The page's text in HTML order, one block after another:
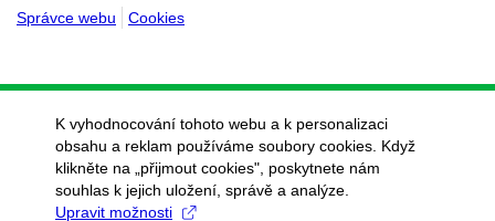
Správce webu
Cookies
K vyhodnocování tohoto webu a k personalizaci
obsahu a reklam používáme soubory cookies. Když
klikněte na „přijmout cookies", poskytnete nám
souhlas k jejich uložení, správě a analýze.
Upravit možnosti